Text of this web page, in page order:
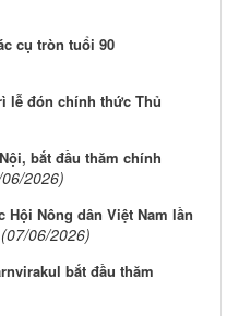
cụ tròn tuổi 90
lễ đón chính thức Thủ
bắt đầu thăm chính
2026)
Nông dân Việt Nam lần
(07/06/2026)
bắt đầu thăm